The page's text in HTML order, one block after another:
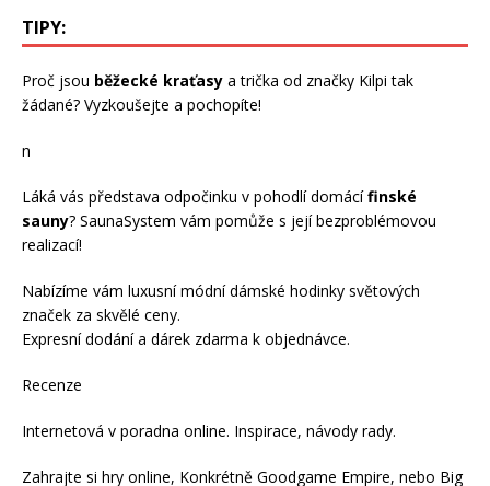
TIPY:
Proč jsou běžecké kraťasy a trička od značky Kilpi tak
žádané? Vyzkoušejte a pochopíte!
n
Láká vás představa odpočinku v pohodlí domácífinské
sauny? SaunaSystem vám pomůže s její bezproblémovou
realizací!
Nabízíme vám luxusní módnídámské hodinky světových
značek za skvělé ceny.
Expresní dodání a dárek zdarma k objednávce.
Recenze
Internetová v poradna online. Inspirace, návody rady.
Zahrajte si hry online, Konkrétně Goodgame Empire, nebo Big